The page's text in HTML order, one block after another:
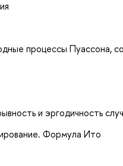
процессы Пуассона,
и эргодичность
Формула Ито